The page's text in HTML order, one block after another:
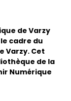
de Varzy
cadre du
Varzy. Cet
de la
Numérique